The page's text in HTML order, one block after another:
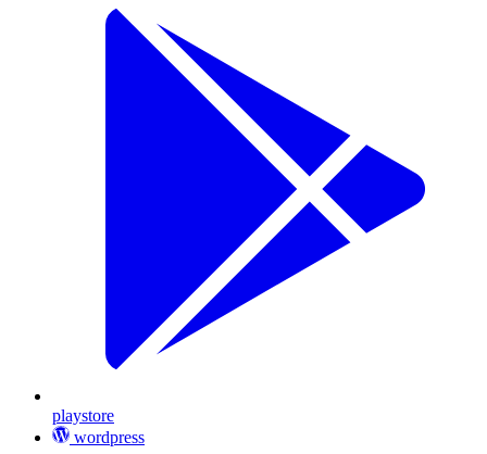
playstore
wordpress